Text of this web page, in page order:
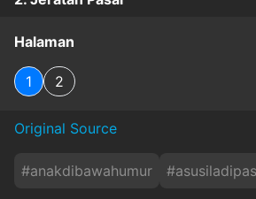
Halaman
1 2
Original Source
#anakdibawahumur #